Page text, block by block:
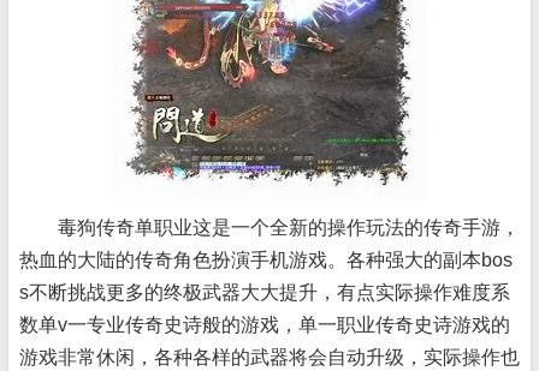
毒狗传奇单职业这是一个全新的操作玩法的传奇手游，
热血的大陆的传奇角色扮演手机游戏。各种强大的副本bos
s不断挑战更多的终极武器大大提升，有点实际操作难度系
数单v一专业传奇史诗般的游戏，单一职业传奇史诗游戏的
游戏非常休闲，各种各样的武器将会自动升级，实际操作也